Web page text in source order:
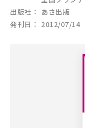
出版社
あさ出版
発刊日
2012/07/14